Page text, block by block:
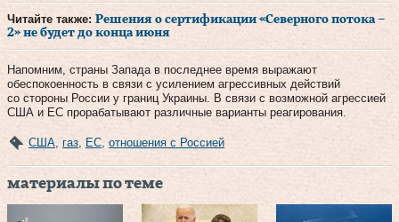
Читайте также: Решения о сертификации «Северного потока –
2» не будет до конца июня
Напомним, страны Запада в последнее время выражают
обеспокоенность в связи с усилением агрессивных действий
со стороны России у границ Украины. В связи с возможной агрессией
США и ЕС прорабатывают различные варианты реагирования.
США газ ЕС отношения с Россией
материалы по теме